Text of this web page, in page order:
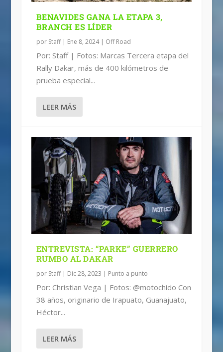
BENAVIDES GANA LA ETAPA 3,
BRANCH ES LÍDER
por Staff| Ene 8, 2024| Off Road
Por: Staff | Fotos: Marcas Tercera etapa del
Rally Dakar, más de 400 kilómetros de
prueba especial...
LEER MÁS
ENTREVISTA: “PARKE” GUERRERO
RUMBO AL DAKAR
por Staff| Dic 28, 2023 | Punto a punto
Por: Christian Vega | Fotos: @motochido Con
38 años, originario de Irapuato, Guanajuato,
Héctor...
LEER MÁS